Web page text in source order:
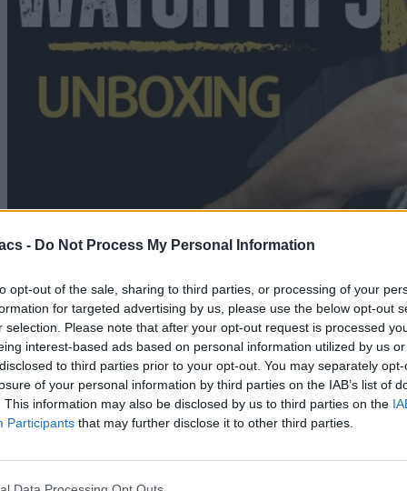
- Do Not Process My Personal Information
opt-out of the sale, sharing to third parties, or processing of your
for targeted advertising by us, please use the below opt-out
selection. Please note that after your opt-out request is processed
interest-based ads based on personal information utilized by us
to third parties prior to your opt-out. You may separately
of your personal information by third parties on the IAB’s list of
This information may also be disclosed by us to third parties on the
Participants that may further disclose it to other third parties.
Gadgets 11/06/2026
Huawei Watch Fit 5 Pro Review: Θα σου κλέψει την
καρδιά αλλά όχι τα λεφτά
Dimitrios Amprazis